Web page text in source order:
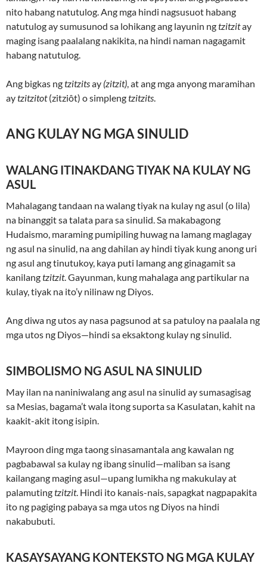
nito habang natutulog. Ang mga hindi nagsusuot habang
natutulog ay sumusunod sa lohikang ang layunin ngtzitzitay
maging isang paalalang nakikita, na hindi naman nagagamit
habang natutulog.
Ang bigkas ngtzitzitsay (zitzit), at ang mga anyong maramihan
aytzitzitot(zitziôt) o simplengtzitzits.
ANG KULAY NG MGA SINULID
WALANG ITINAKDANG TIYAK NA KULAY NG
ASUL
Mahalagang tandaan na walang tiyak na kulay ng asul (o lila)
na binanggit sa talata para sa sinulid. Sa makabagong
Hudaismo, maraming pumipiling huwag na lamang maglagay
ng asul na sinulid, na ang dahilan ay hindi tiyak kung anong uri
ng asul ang tinutukoy, kaya puti lamang ang ginagamit sa
kanilangtzitzit. Gayunman, kung mahalaga ang partikular na
kulay, tiyak na ito’y nilinaw ng Diyos.
Ang diwa ng utos ay nasa pagsunod at sa patuloy na paalala ng
mga utos ng Diyos—hindi sa eksaktong kulay ng sinulid.
SIMBOLISMO NG ASUL NA SINULID
May ilan na naniniwalang ang asul na sinulid ay sumasagisag
sa Mesias, bagama’t wala itong suporta sa Kasulatan, kahit na
kaakit-akit itong isipin.
Mayroon ding mga taong sinasamantala ang kawalan ng
pagbabawal sa kulay ng ibang sinulid—maliban sa isang
kailangang maging asul—upang lumikha ng makukulay at
palamutingtzitzit. Hindi ito kanais-nais, sapagkat nagpapakita
ito ng pagiging pabaya sa mga utos ng Diyos na hindi
nakabubuti.
KASAYSAYANG KONTEKSTO NG MGA KULAY